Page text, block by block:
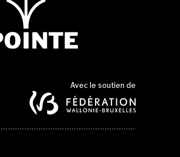
Avec le soutien de